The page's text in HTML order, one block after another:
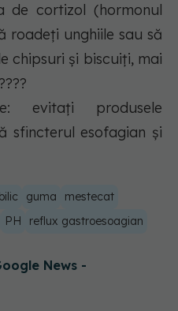
de cortizol (hormonul
roadeți unghiile sau să
chipsuri și biscuiți, mai
evitați produsele
sfincterul esofagian și
guma
mestecat
PH reflux gastroesoagian
News -